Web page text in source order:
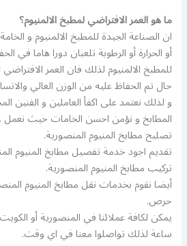
ما هو العمر الافتراضي لمطبخ الالمنيوم؟
ان الصناعة الجيدة للمطبخ الالمنيوم و
أو الحرارة أو الرطوبة تلعبان دورا هاما في
للمطبخ الالمنيوم لذلك فان العمر
حال تم الحفاظ عليه من الوزن العالي
و لذلك نعتمد على اكفأ العاملين و الفنين
المطابخ و نؤمن احسن الخامات حيث
تصليح مطابخ المنيوم المنصورية.
تقديم اجود خدمة تفصيل مطابخ المنيوم
تركيب مطابخ المنيوم المنصورية.
أيضا نقوم بخدمات نقل مطابخ المنيوم
حرص.
ساعة لذلك تواصلوا معنا في اي وقت.